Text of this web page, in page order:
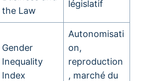
the Law
législatif
Gender
Inequality
Index
Autonomisati
on,
reproduction
, marché du